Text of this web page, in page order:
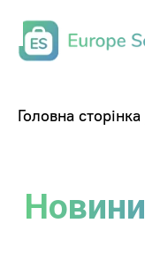
Головна сторінка